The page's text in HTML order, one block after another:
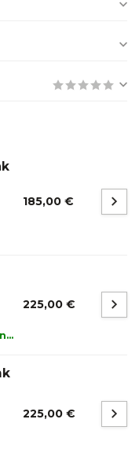
185,00 €
225,00 €
225,00 €